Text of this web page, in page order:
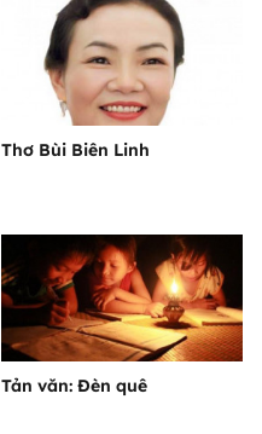
Thơ Bùi Biên Linh
Tản văn: Đèn quê